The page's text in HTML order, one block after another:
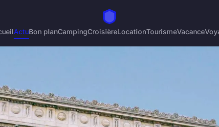
ActuBon planCampingCroisièreLocationTourismeVacance